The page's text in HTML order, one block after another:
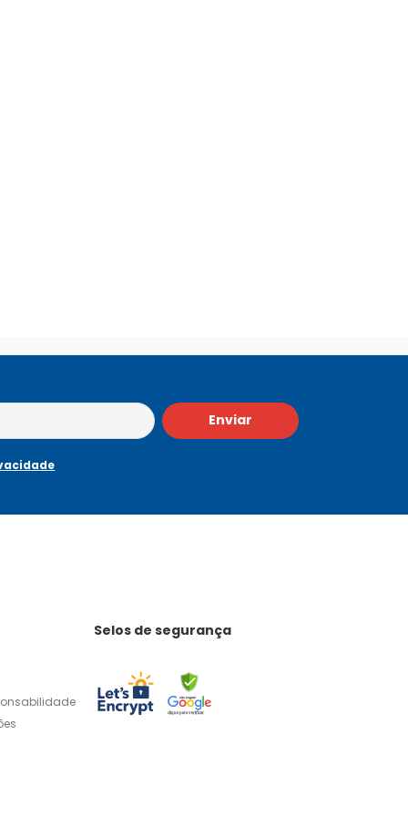
Enviar
Selos de segurança